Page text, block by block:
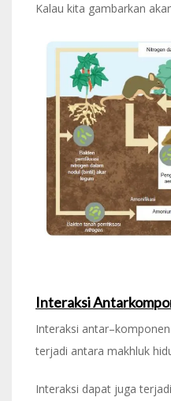
Kalau kita gambarkan
Interaksi
Interaksi
terjadi antara makhluk
Interaksi dapat juga